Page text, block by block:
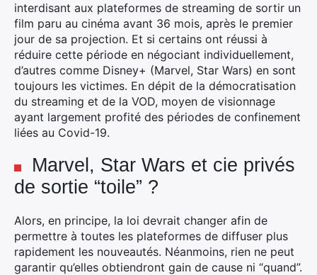
interdisant aux plateformes de streaming de sortir un
film paru au cinéma avant 36 mois, après le premier
jour de sa projection. Et si certains ont réussi à
réduire cette période en négociant individuellement,
d’autres comme Disney+ (Marvel, Star Wars) en sont
toujours les victimes. En dépit de la démocratisation
du streaming et de la VOD, moyen de visionnage
ayant largement profité des périodes de confinement
liées au Covid-19.
Marvel, Star Wars et cie privés
de sortie “toile” ?
Alors, en principe, la loi devrait changer afin de
permettre à toutes les plateformes de diffuser plus
rapidement les nouveautés. Néanmoins, rien ne peut
garantir qu’elles obtiendront gain de cause ni “quand”.